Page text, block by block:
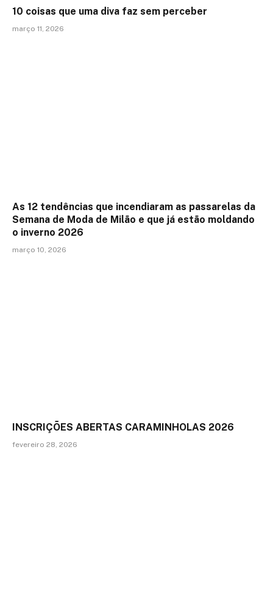
10 coisas que uma diva faz sem perceber
março 11, 2026
As 12 tendências que incendiaram as passarelas da
Semana de Moda de Milão e que já estão moldando
o inverno 2026
março 10, 2026
INSCRIÇÕES ABERTAS CARAMINHOLAS 2026
fevereiro 28, 2026